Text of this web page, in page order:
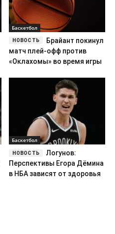
Баскетбол
Брайант покинул
матч плей-офф против
«Оклахомы» во время игры
Баскетбол
Логунов:
Перспективы Егора Дёмина
в НБА зависят от здоровья